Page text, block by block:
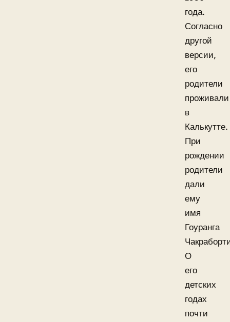
года.
Согласно
другой
версии,
его
родители
проживали
в
Калькутте.
При
рождении
родители
дали
ему
имя
Гоуранга
О
его
детских
годах
почти